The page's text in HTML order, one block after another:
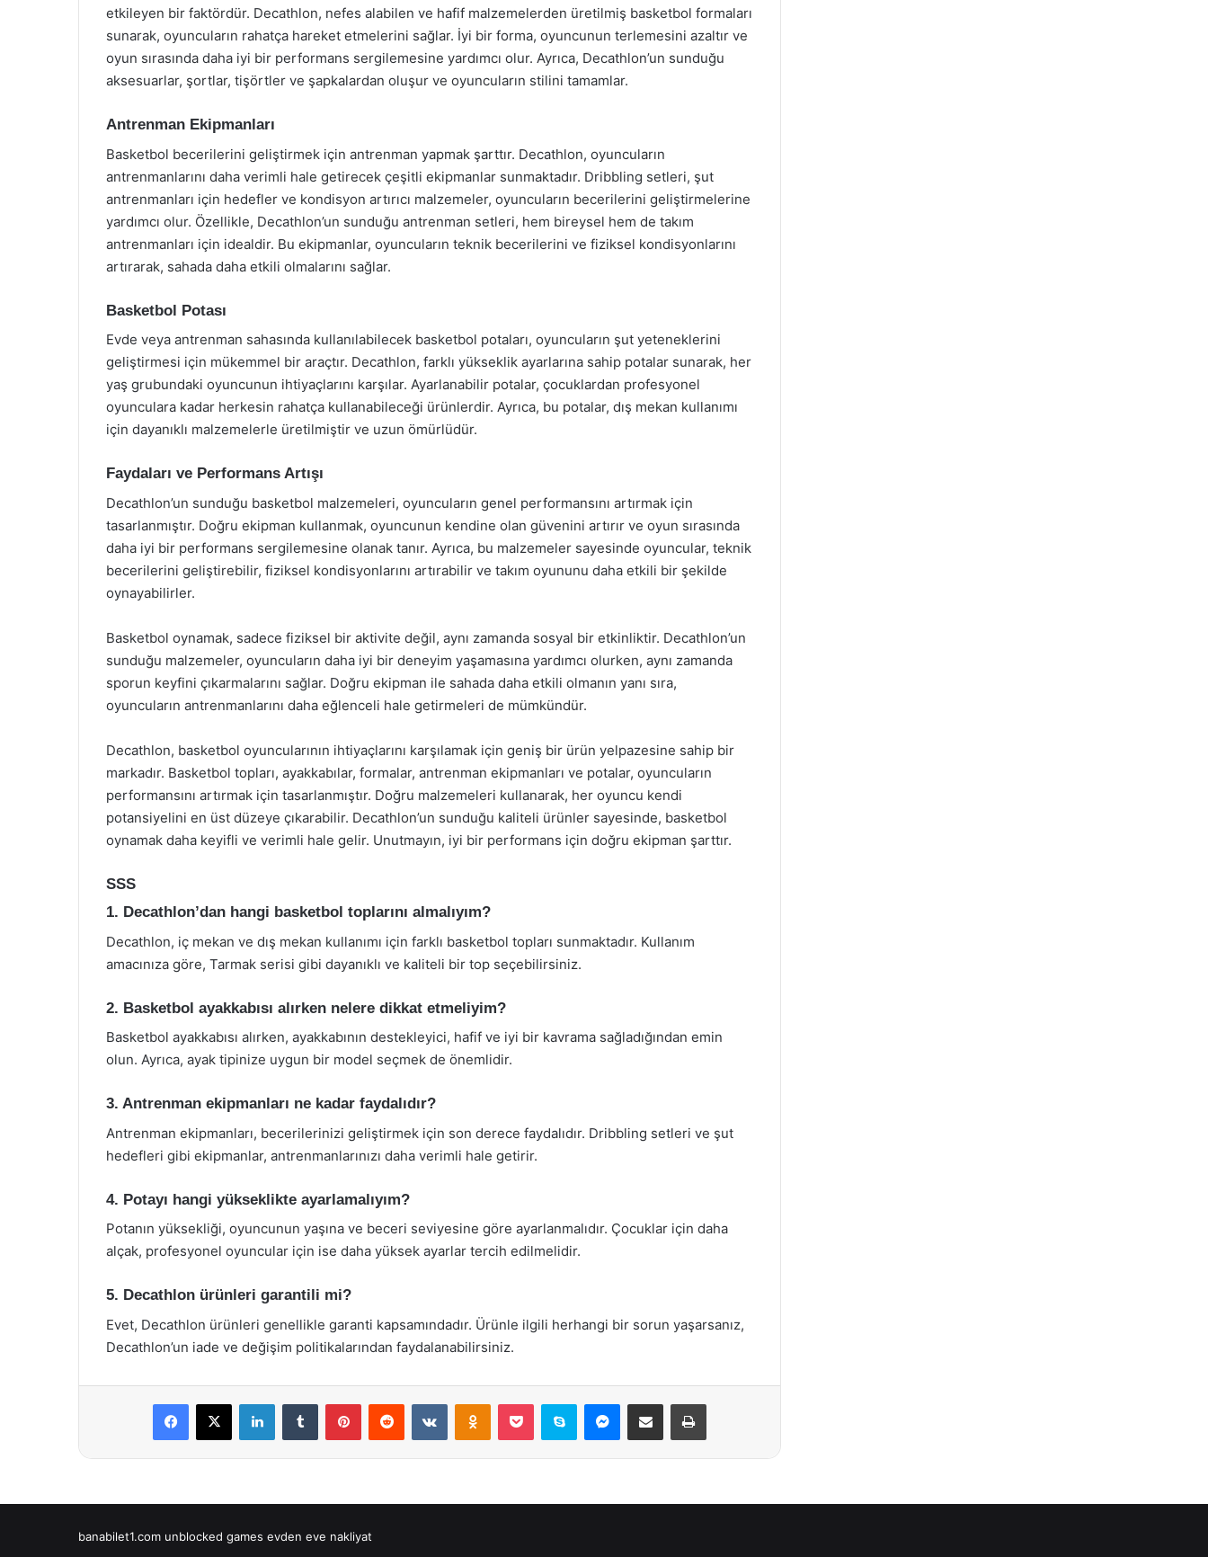
etkileyen bir faktördür. Decathlon, nefes alabilen ve hafif malzemelerden üretilmiş basketbol formaları
sunarak, oyuncuların rahatça hareket etmelerini sağlar. İyi bir forma, oyuncunun terlemesini azaltır ve
oyun sırasında daha iyi bir performans sergilemesine yardımcı olur. Ayrıca, Decathlon’un sunduğu
aksesuarlar, şortlar, tişörtler ve şapkalardan oluşur ve oyuncuların stilini tamamlar.
Antrenman Ekipmanları
Basketbol becerilerini geliştirmek için antrenman yapmak şarttır. Decathlon, oyuncuların
antrenmanlarını daha verimli hale getirecek çeşitli ekipmanlar sunmaktadır. Dribbling setleri, şut
antrenmanları için hedefler ve kondisyon artırıcı malzemeler, oyuncuların becerilerini geliştirmelerine
yardımcı olur. Özellikle, Decathlon’un sunduğu antrenman setleri, hem bireysel hem de takım
antrenmanları için idealdir. Bu ekipmanlar, oyuncuların teknik becerilerini ve fiziksel kondisyonlarını
artırarak, sahada daha etkili olmalarını sağlar.
Basketbol Potası
Evde veya antrenman sahasında kullanılabilecek basketbol potaları, oyuncuların şut yeteneklerini
geliştirmesi için mükemmel bir araçtır. Decathlon, farklı yükseklik ayarlarına sahip potalar sunarak, her
yaş grubundaki oyuncunun ihtiyaçlarını karşılar. Ayarlanabilir potalar, çocuklardan profesyonel
oyunculara kadar herkesin rahatça kullanabileceği ürünlerdir. Ayrıca, bu potalar, dış mekan kullanımı
için dayanıklı malzemelerle üretilmiştir ve uzun ömürlüdür.
Faydaları ve Performans Artışı
Decathlon’un sunduğu basketbol malzemeleri, oyuncuların genel performansını artırmak için
tasarlanmıştır. Doğru ekipman kullanmak, oyuncunun kendine olan güvenini artırır ve oyun sırasında
daha iyi bir performans sergilemesine olanak tanır. Ayrıca, bu malzemeler sayesinde oyuncular, teknik
becerilerini geliştirebilir, fiziksel kondisyonlarını artırabilir ve takım oyununu daha etkili bir şekilde
oynayabilirler.
Basketbol oynamak, sadece fiziksel bir aktivite değil, aynı zamanda sosyal bir etkinliktir. Decathlon’un
sunduğu malzemeler, oyuncuların daha iyi bir deneyim yaşamasına yardımcı olurken, aynı zamanda
sporun keyfini çıkarmalarını sağlar. Doğru ekipman ile sahada daha etkili olmanın yanı sıra,
oyuncuların antrenmanlarını daha eğlenceli hale getirmeleri de mümkündür.
Decathlon, basketbol oyuncularının ihtiyaçlarını karşılamak için geniş bir ürün yelpazesine sahip bir
markadır. Basketbol topları, ayakkabılar, formalar, antrenman ekipmanları ve potalar, oyuncuların
performansını artırmak için tasarlanmıştır. Doğru malzemeleri kullanarak, her oyuncu kendi
potansiyelini en üst düzeye çıkarabilir. Decathlon’un sunduğu kaliteli ürünler sayesinde, basketbol
oynamak daha keyifli ve verimli hale gelir. Unutmayın, iyi bir performans için doğru ekipman şarttır.
SSS
1. Decathlon’dan hangi basketbol toplarını almalıyım?
Decathlon, iç mekan ve dış mekan kullanımı için farklı basketbol topları sunmaktadır. Kullanım
amacınıza göre, Tarmak serisi gibi dayanıklı ve kaliteli bir top seçebilirsiniz.
2. Basketbol ayakkabısı alırken nelere dikkat etmeliyim?
Basketbol ayakkabısı alırken, ayakkabının destekleyici, hafif ve iyi bir kavrama sağladığından emin
olun. Ayrıca, ayak tipinize uygun bir model seçmek de önemlidir.
3. Antrenman ekipmanları ne kadar faydalıdır?
Antrenman ekipmanları, becerilerinizi geliştirmek için son derece faydalıdır. Dribbling setleri ve şut
hedefleri gibi ekipmanlar, antrenmanlarınızı daha verimli hale getirir.
4. Potayı hangi yükseklikte ayarlamalıyım?
Potanın yüksekliği, oyuncunun yaşına ve beceri seviyesine göre ayarlanmalıdır. Çocuklar için daha
alçak, profesyonel oyuncular için ise daha yüksek ayarlar tercih edilmelidir.
5. Decathlon ürünleri garantili mi?
Evet, Decathlon ürünleri genellikle garanti kapsamındadır. Ürünle ilgili herhangi bir sorun yaşarsanız,
Decathlon’un iade ve değişim politikalarından faydalanabilirsiniz.
Facebook
X LinkedInTumblr PinterestReddit VKontakteOdnoklassniki
Pocket Skype Messenger
E-Posta ile paylaş Yazdır
banabilet1.com unblocked games evden eve nakliyat